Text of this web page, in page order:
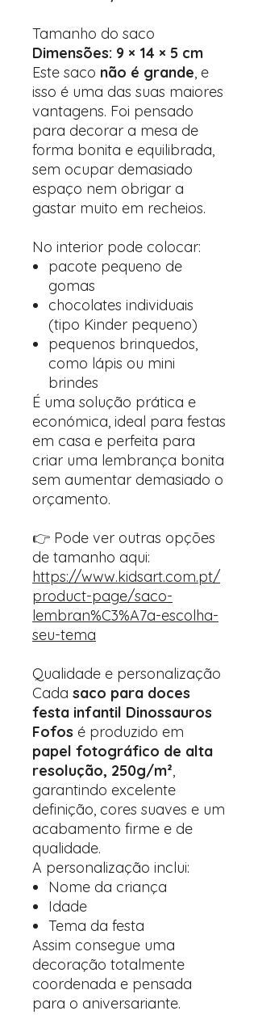
Tamanho do saco
Dimensões: 9 × 14 × 5 cm
Este saco não é grande, e
isso é uma das suas maiores
vantagens. Foi pensado
para decorar a mesa de
forma bonita e equilibrada,
sem ocupar demasiado
espaço nem obrigar a
gastar muito em recheios.
No interior pode colocar:
pacote pequeno de
gomas
chocolates individuais
(tipo Kinder pequeno)
pequenos brinquedos,
como lápis ou mini
brindes
É uma solução prática e
económica, ideal para festas
em casa e perfeita para
criar uma lembrança bonita
sem aumentar demasiado o
orçamento.
👉 Pode ver outras opções
de tamanho aqui:
https://www.kidsart.com.pt/
product-page/saco-
lembran%C3%A7a-escolha-
seu-tema
Qualidade e personalização
Cada saco para doces
festa infantil Dinossauros
Fofos é produzido em
papel fotográfico de alta
resolução, 250g/m²,
garantindo excelente
definição, cores suaves e um
acabamento firme e de
qualidade.
A personalização inclui:
Nome da criança
Idade
Tema da festa
Assim consegue uma
decoração totalmente
coordenada e pensada
para o aniversariante.